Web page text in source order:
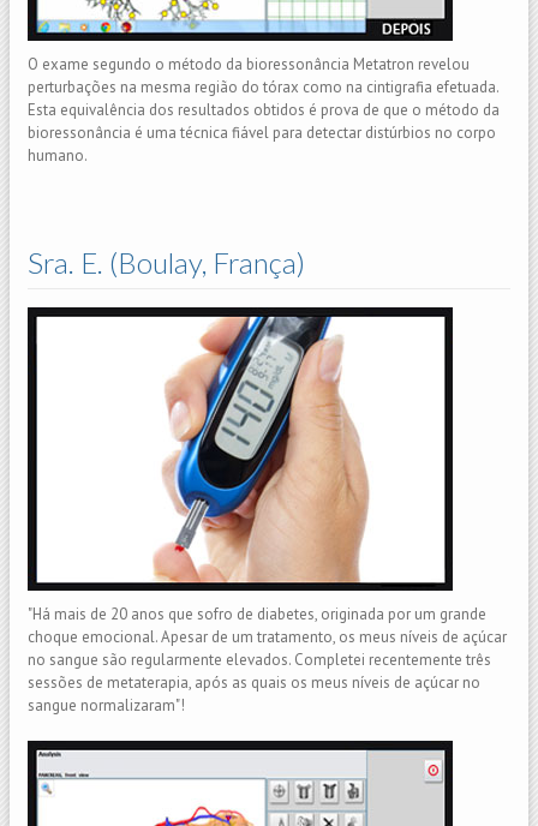
O exame segundo o método da bioressonância Metatron revelou
perturbações na mesma região do tórax como na cintigrafia efetuada.
Esta equivalência dos resultados obtidos é prova de que o método da
bioressonância é uma técnica fiável para detectar distúrbios no corpo
humano.
Sra. E. (Boulay, França)
"Há mais de 20 anos que sofro de diabetes, originada por um grande
choque emocional. Apesar de um tratamento, os meus níveis de açúcar
no sangue são regularmente elevados. Completei recentemente três
sessões de metaterapia, após as quais os meus níveis de açúcar no
sangue normalizaram"!